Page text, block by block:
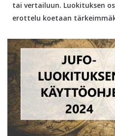
tai vertailuun. Luokituksen
erottelu koetaan